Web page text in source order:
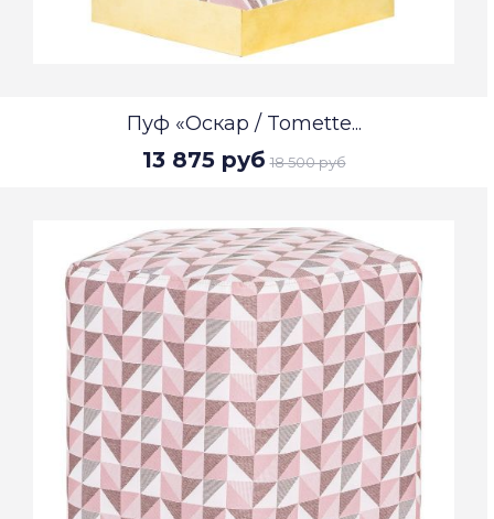
Пуф «Оскар / Tomette...
13 875 руб 18 500 руб